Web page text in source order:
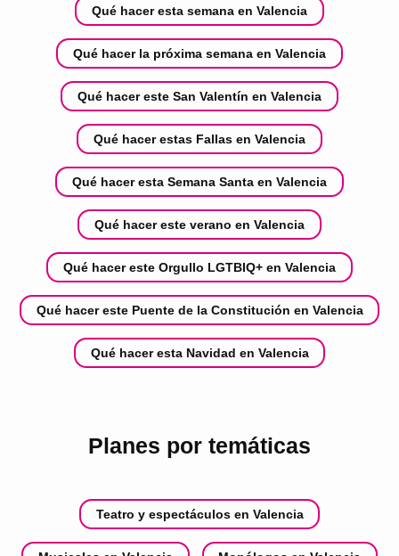
Qué hacer esta semana en Valencia
Qué hacer la próxima semana en Valencia
Qué hacer este San Valentín en Valencia
Qué hacer estas Fallas en Valencia
Qué hacer esta Semana Santa en Valencia
Qué hacer este verano en Valencia
Qué hacer este Orgullo LGTBIQ+ en Valencia
Qué hacer este Puente de la Constitución en Valencia
Qué hacer esta Navidad en Valencia
Planes por temáticas
Teatro y espectáculos en Valencia